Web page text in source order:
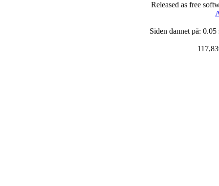
Released as free
Siden dannet på: